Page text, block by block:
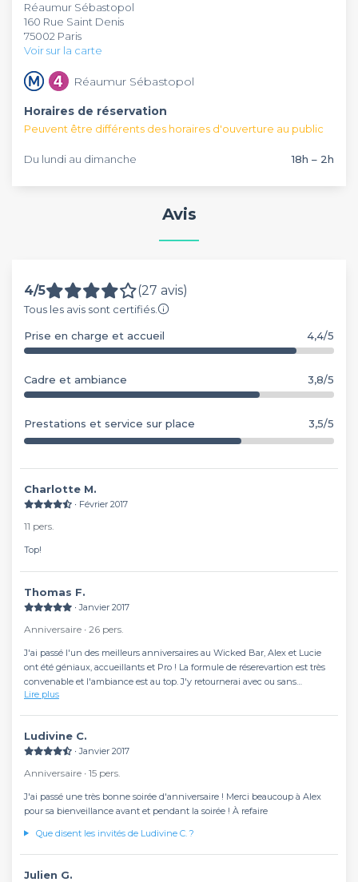
de 18h à 21h du mardi au samedi !
privatiser l'établissement en entier !
Réaumur Sébastopol
160 Rue Saint Denis
75002 Paris
Voir sur la carte
Réaumur Sébastopol
Horaires de réservation
Peuvent être différents des horaires d'ouverture au public
Du lundi au dimanche 18h – 2h
Avis
4/5 (27 avis)
Tous les avis sont certifiés.
Prise en charge et accueil 4,4/5
Cadre et ambiance 3,8/5
Prestations et service sur place 3,5/5
Charlotte M.
∙ Février 2017
11 pers.
Top!
Thomas F.
∙ Janvier 2017
Anniversaire ∙ 26 pers.
J'ai passé l'un des meilleurs anniversaires au Wicked Bar, Alex et Lucie
ont été géniaux, accueillants et Pro ! La formule de réserevartion est très
convenable et l'ambiance est au top. J'y retournerai avec ou sans
evenement. Merci pour tout !
Lire plus
Ludivine C.
∙ Janvier 2017
Anniversaire ∙ 15 pers.
J'ai passé une très bonne soirée d'anniversaire ! Merci beaucoup à Alex
pour sa bienveillance avant et pendant la soirée ! À refaire
Que disent les invités de Ludivine C. ?
Julien G.